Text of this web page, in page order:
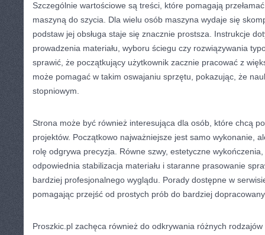
Szczególnie wartościowe są treści, które pomagają
maszyną do szycia. Dla wielu osób maszyna wydaje się
podstaw jej obsługa staje się znacznie prostsza. Instrukcje
prowadzenia materiału, wyboru ściegu czy rozwiązywania
sprawić, że początkujący użytkownik zacznie pracować z
może pomagać w takim oswajaniu sprzętu, pokazując, że
stopniowym.
Strona może być również interesująca dla osób, które chcą
projektów. Początkowo najważniejsze jest samo wykonanie,
rolę odgrywa precyzja. Równe szwy, estetyczne
odpowiednia stabilizacja materiału i staranne prasowanie
bardziej profesjonalnego wyglądu. Porady dostępne w
pomagając przejść od prostych prób do bardziej
Proszkic.pl zachęca również do odkrywania różnych